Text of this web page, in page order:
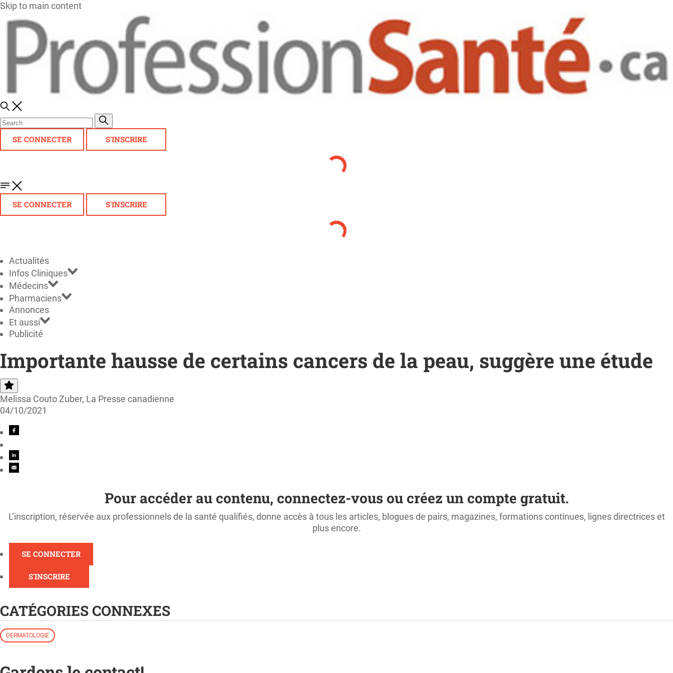
Skip to main content
SE CONNECTER S'INSCRIRE
SE CONNECTER S'INSCRIRE
Actualités
Infos Cliniques
Médecins
Pharmaciens
Annonces
Et aussi
Publicité
Importante hausse de certains cancers de la peau, suggère une étude
Melissa Couto Zuber, La Presse canadienne
04/10/2021
Pour accéder au contenu, connectez-vous ou créez un compte gratuit.
L’inscription, réservée aux professionnels de la santé qualifiés, donne accès à tous les articles, blogues de pairs, magazines, formations continues, lignes directrices et
plus encore.
SE CONNECTER
S'INSCRIRE
CATÉGORIES CONNEXES
DERMATOLOGIE